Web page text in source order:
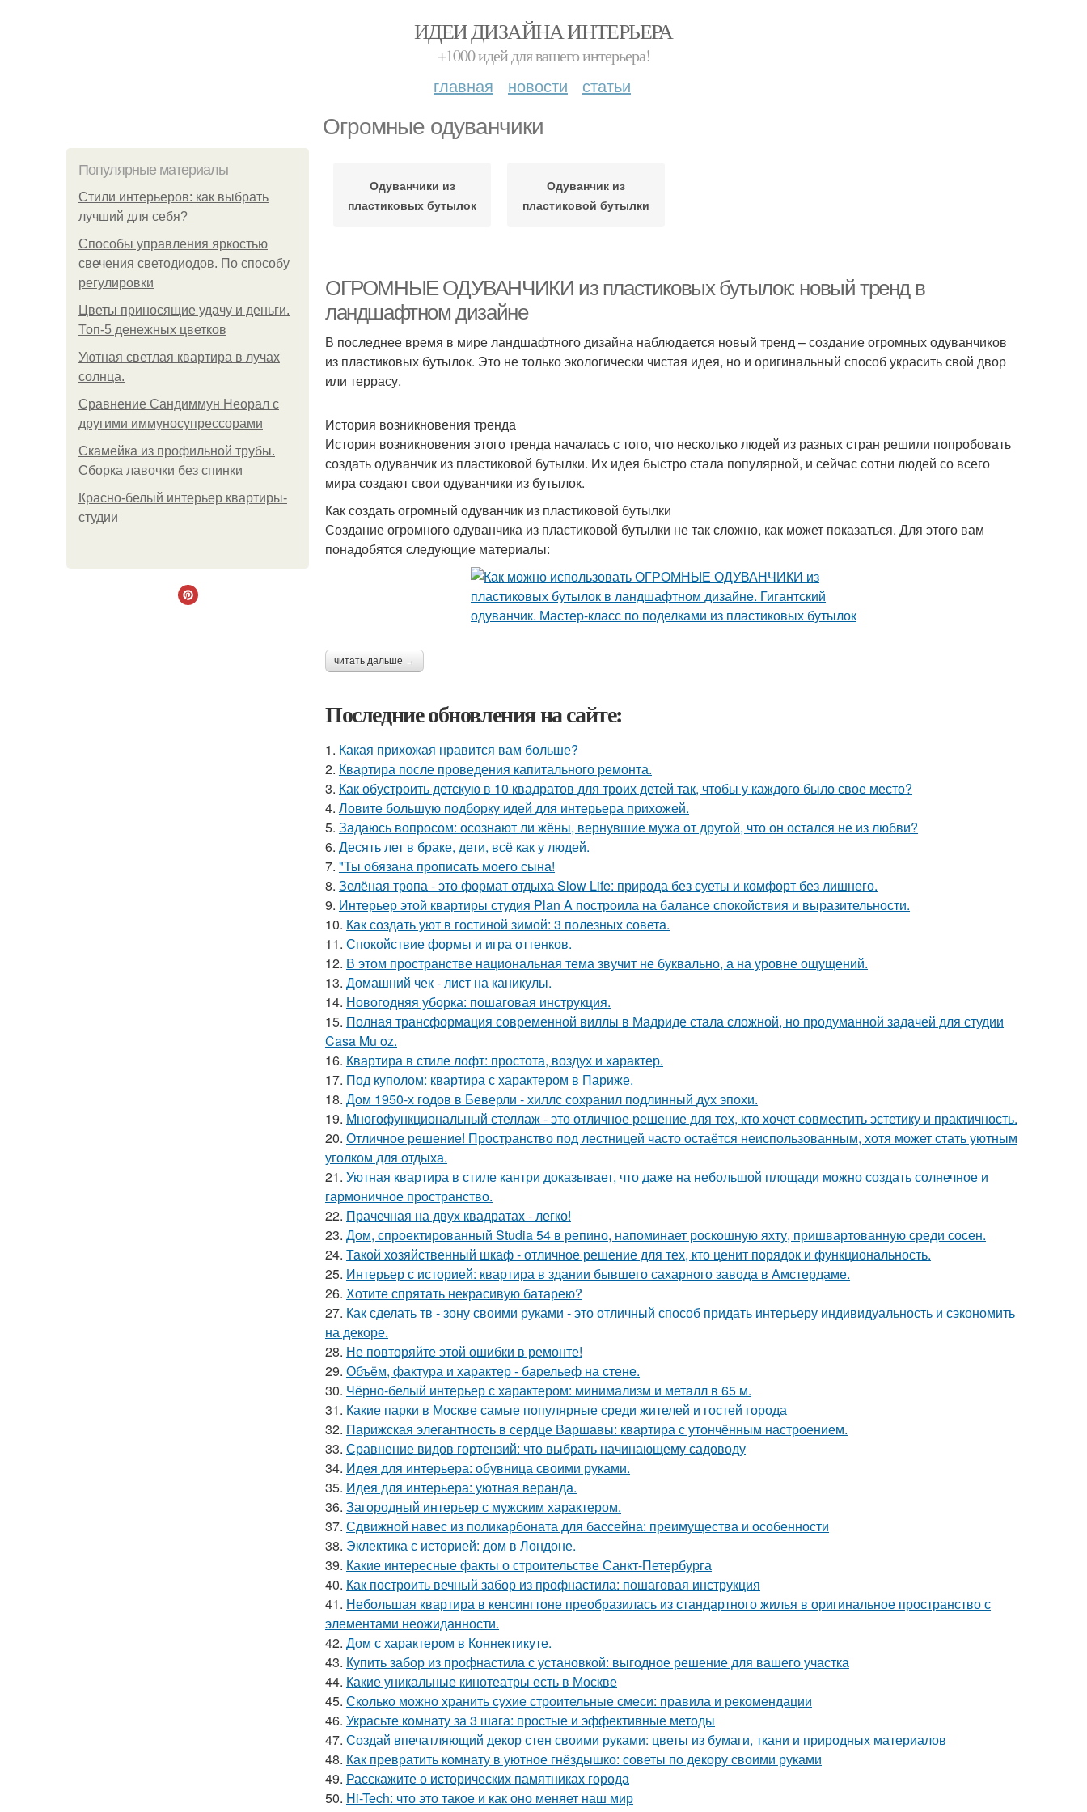
ИДЕИ ДИЗАЙНА ИНТЕРЬЕРА
+1000 идей для вашего интерьера!
главная новости статьи
Огромные одуванчики
Популярные материалы
Стили интерьеров: как выбрать
лучший для себя?
Способы управления яркостью
свечения светодиодов. По способу
регулировки
Цветы приносящие удачу и деньги.
Топ-5 денежных цветков
Уютная светлая квартира в лучах
солнца.
Сравнение Сандиммун Неорал с
другими иммуносупрессорами
Скамейка из профильной трубы.
Сборка лавочки без спинки
Красно-белый интерьер квартиры-
студии
Одуванчики из
пластиковых бутылок
Одуванчик из
пластиковой бутылки
ОГРОМНЫЕ ОДУВАНЧИКИ из пластиковых бутылок: новый тренд в
ландшафтном дизайне
В последнее время в мире ландшафтного дизайна наблюдается новый тренд – создание огромных одуванчиков
из пластиковых бутылок. Это не только экологически чистая идея, но и оригинальный способ украсить свой двор
или террасу.
История возникновения тренда
История возникновения этого тренда началась с того, что несколько людей из разных стран решили попробовать
создать одуванчик из пластиковой бутылки. Их идея быстро стала популярной, и сейчас сотни людей со всего
мира создают свои одуванчики из бутылок.
Как создать огромный одуванчик из пластиковой бутылки
Создание огромного одуванчика из пластиковой бутылки не так сложно, как может показаться. Для этого вам
понадобятся следующие материалы:
читать дальше →
Последние обновления на сайте:
1. Какая прихожая нравится вам больше?
2. Квартира после проведения капитального ремонта.
3. Как обустроить детскую в 10 квадратов для троих детей так, чтобы у каждого было свое место?
4. Ловите большую подборку идей для интерьера прихожей.
5. Задаюсь вопросом: осознают ли жёны, вернувшие мужа от другой, что он остался не из любви?
6. Десять лет в браке, дети, всё как у людей.
7. "Ты обязана прописать моего сына!
8. Зелёная тропа - это формат отдыха Slow Life: природа без суеты и комфорт без лишнего.
9. Интерьер этой квартиры студия Plan A построила на балансе спокойствия и выразительности.
10. Как создать уют в гостиной зимой: 3 полезных совета.
11. Спокойствие формы и игра оттенков.
12. В этом пространстве национальная тема звучит не буквально, а на уровне ощущений.
13. Домашний чек - лист на каникулы.
14. Новогодняя уборка: пошаговая инструкция.
15. Полная трансформация современной виллы в Мадриде стала сложной, но продуманной задачей для студии
Casa Mu oz.
16. Квартира в стиле лофт: простота, воздух и характер.
17. Под куполом: квартира с характером в Париже.
18. Дом 1950-х годов в Беверли - хиллс сохранил подлинный дух эпохи.
19. Многофункциональный стеллаж - это отличное решение для тех, кто хочет совместить эстетику и практичность.
20. Отличное решение! Пространство под лестницей часто остаётся неиспользованным, хотя может стать уютным
уголком для отдыха.
21. Уютная квартира в стиле кантри доказывает, что даже на небольшой площади можно создать солнечное и
гармоничное пространство.
22. Прачечная на двух квадратах - легко!
23. Дом, спроектированный Studia 54 в репино, напоминает роскошную яхту, пришвартованную среди сосен.
24. Такой хозяйственный шкаф - отличное решение для тех, кто ценит порядок и функциональность.
25. Интерьер с историей: квартира в здании бывшего сахарного завода в Амстердаме.
26. Хотите спрятать некрасивую батарею?
27. Как сделать тв - зону своими руками - это отличный способ придать интерьеру индивидуальность и сэкономить
на декоре.
28. Не повторяйте этой ошибки в ремонте!
29. Объём, фактура и характер - барельеф на стене.
30. Чёрно-белый интерьер с характером: минимализм и металл в 65 м.
31. Какие парки в Москве самые популярные среди жителей и гостей города
32. Парижская элегантность в сердце Варшавы: квартира с утончённым настроением.
33. Сравнение видов гортензий: что выбрать начинающему садоводу
34. Идея для интерьера: обувница своими руками.
35. Идея для интерьера: уютная веранда.
36. Загородный интерьер с мужским характером.
37. Сдвижной навес из поликарбоната для бассейна: преимущества и особенности
38. Эклектика с историей: дом в Лондоне.
39. Какие интересные факты о строительстве Санкт-Петербурга
40. Как построить вечный забор из профнастила: пошаговая инструкция
41. Небольшая квартира в кенсингтоне преобразилась из стандартного жилья в оригинальное пространство с
элементами неожиданности.
42. Дом с характером в Коннектикуте.
43. Купить забор из профнастила с установкой: выгодное решение для вашего участка
44. Какие уникальные кинотеатры есть в Москве
45. Сколько можно хранить сухие строительные смеси: правила и рекомендации
46. Украсьте комнату за 3 шага: простые и эффективные методы
47. Создай впечатляющий декор стен своими руками: цветы из бумаги, ткани и природных материалов
48. Как превратить комнату в уютное гнёздышко: советы по декору своими руками
49. Расскажите о исторических памятниках города
50. Hi-Tech: что это такое и как оно меняет наш мир